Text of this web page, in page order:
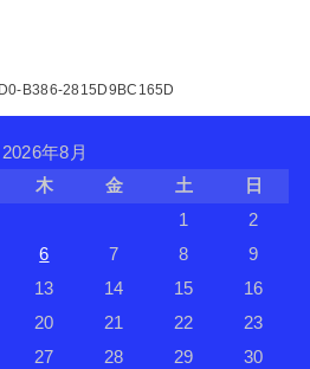
B386-2815D9BC165D
2026年8月
木 金 土
日
1
2
6 7 8
9
13 14 15
16
20 21 22
23
27 28 29
30